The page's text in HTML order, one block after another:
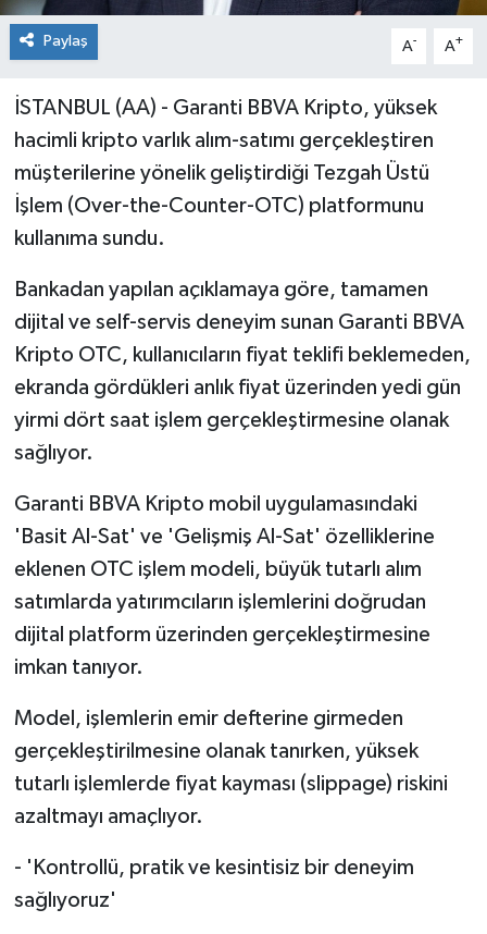
Paylaş A- A+
İSTANBUL (AA) - Garanti BBVA Kripto, yüksek
hacimli kripto varlık alım-satımı gerçekleştiren
müşterilerine yönelik geliştirdiği Tezgah Üstü
İşlem (Over-the-Counter-OTC) platformunu
kullanıma sundu.
Bankadan yapılan açıklamaya göre, tamamen
dijital ve self-servis deneyim sunan Garanti BBVA
Kripto OTC, kullanıcıların fiyat teklifi beklemeden,
ekranda gördükleri anlık fiyat üzerinden yedi gün
yirmi dört saat işlem gerçekleştirmesine olanak
sağlıyor.
Garanti BBVA Kripto mobil uygulamasındaki
'Basit Al-Sat' ve 'Gelişmiş Al-Sat' özelliklerine
eklenen OTC işlem modeli, büyük tutarlı alım
satımlarda yatırımcıların işlemlerini doğrudan
dijital platform üzerinden gerçekleştirmesine
imkan tanıyor.
Model, işlemlerin emir defterine girmeden
gerçekleştirilmesine olanak tanırken, yüksek
tutarlı işlemlerde fiyat kayması (slippage) riskini
azaltmayı amaçlıyor.
- 'Kontrollü, pratik ve kesintisiz bir deneyim
sağlıyoruz'